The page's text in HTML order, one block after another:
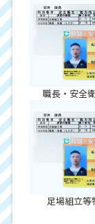
職長・安全
足場組立等